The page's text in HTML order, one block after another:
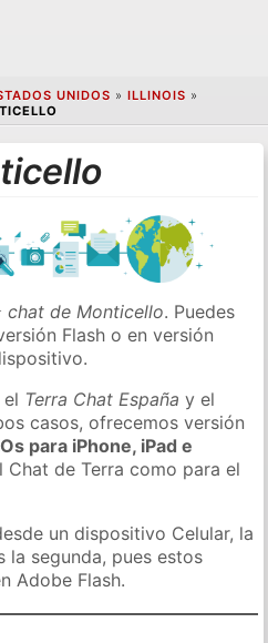
UNIDOS » ILLINOIS »
chat de Monticello. Puedes
Flash o en versión
Terra Chat España y el
casos, ofrecemos versión
para iPhone, iPad e
Chat de Terra como para el
un dispositivo Celular, la
la segunda, pues estos
Adobe Flash.